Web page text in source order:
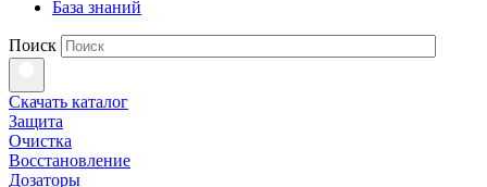
База знаний
Поиск
Скачать каталог
Защита
Очистка
Восстановление
Дозаторы